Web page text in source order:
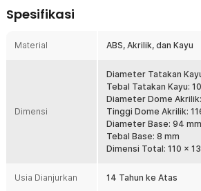
balok susun ini juga bisa dijadikan dekorasi
Tampak Detail dan Realistis
memuaskan. Hal ini karena desain yang
warna, dan kehadiran detail penting lainnya.
dome bunga anyelir yang realistis dan tidak
Terdiri dari 624 Balok Susun
Untuk membentuk bunga anyelir, anak Anda
balok susun. Selain menantang, proses
Spesifikasi
Material ABS, Akrilik, dan Kayu
Dimensi
Diameter Tatakan
Tebal Tatakan Kayu:
Diameter Dome
Tinggi Dome Akrilik:
Diameter Base: 94 mm
Tebal Base: 8 mm
Dimensi Total: 110 x
Usia Dianjurkan 14 Tahun ke Atas